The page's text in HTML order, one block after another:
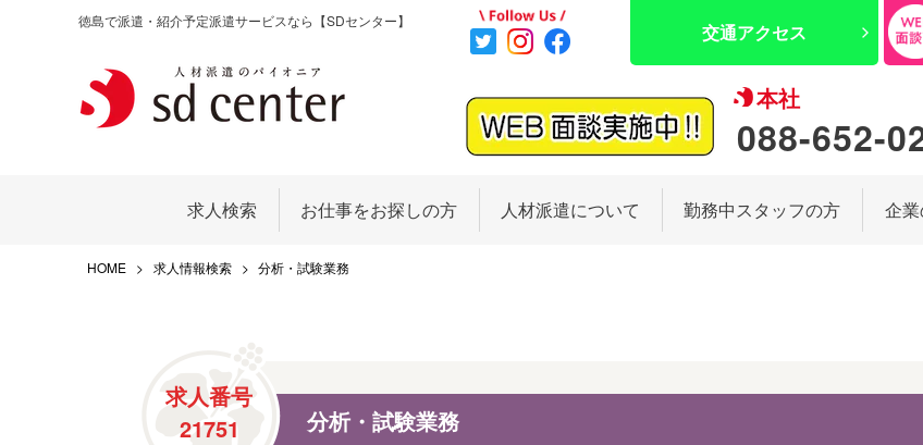
徳島で派遣・紹介予定派遣サービスなら 【SDセンター】 交通アクセス
本社
088-652-
求人検索 お仕事をお探しの方 人材派遣について 勤務中スタッフの方 企
HOME 求人情報検索 分析・試験業務
求人番号
21751
分析・試験業務